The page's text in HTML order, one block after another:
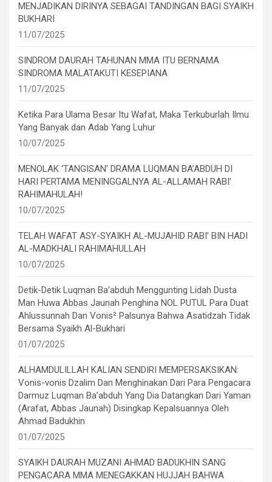
MENJADIKAN DIRINYA SEBAGAI TANDINGAN BAGI SYAIKH
BUKHARI
11/07/2025
SINDROM DAURAH TAHUNAN MMA ITU BERNAMA
SINDROMA MALATAKUTI KESEPIANA
11/07/2025
Ketika Para Ulama Besar Itu Wafat, Maka Terkuburlah Ilmu
Yang Banyak dan Adab Yang Luhur
10/07/2025
MENOLAK ‘TANGISAN’ DRAMA LUQMAN BA’ABDUH DI
HARI PERTAMA MENINGGALNYA AL-ALLAMAH RABI’
RAHIMAHULAH!
10/07/2025
TELAH WAFAT ASY-SYAIKH AL-MUJAHID RABI’ BIN HADI
AL-MADKHALI RAHIMAHULLAH
10/07/2025
Detik-Detik Luqman Ba’abduh Menggunting Lidah Dusta
Man Huwa Abbas Jaunah Penghina NOL PUTUL Para Duat
Ahlussunnah Dan Vonis² Palsunya Bahwa Asatidzah Tidak
Bersama Syaikh Al-Bukhari
01/07/2025
ALHAMDULILLAH KALIAN SENDIRI MEMPERSAKSIKAN:
Vonis-vonis Dzalim Dan Menghinakan Dari Para Pengacara
Darmuz Luqman Ba’abduh Yang Dia Datangkan Dari Yaman
(Arafat, Abbas Jaunah) Disingkap Kepalsuannya Oleh
Ahmad Badukhin
01/07/2025
SYAIKH DAURAH MUZANI AHMAD BADUKHIN SANG
PENGACARA MMA MENEGAKKAN HUJJAH BAHWA